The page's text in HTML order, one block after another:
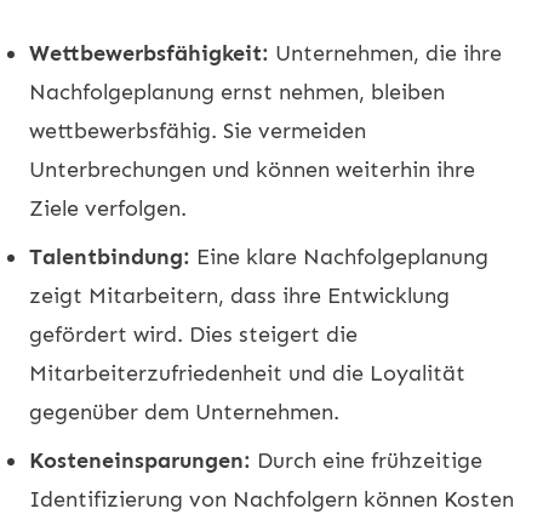
Wettbewerbsfähigkeit: Unternehmen, die ihre
Nachfolgeplanung ernst nehmen, bleiben
wettbewerbsfähig. Sie vermeiden
Unterbrechungen und können weiterhin ihre
Ziele verfolgen.
Talentbindung: Eine klare Nachfolgeplanung
zeigt Mitarbeitern, dass ihre Entwicklung
gefördert wird. Dies steigert die
Mitarbeiterzufriedenheit und die Loyalität
gegenüber dem Unternehmen.
Kosteneinsparungen: Durch eine frühzeitige
Identifizierung von Nachfolgern können Kosten